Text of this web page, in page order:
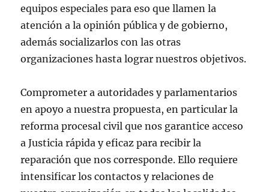
equipos especiales para eso que llamen la
atención a la opinión pública y de gobierno,
además socializarlos con las otras
organizaciones hasta lograr nuestros objetivos.
Comprometer a autoridades y parlamentarios
en apoyo a nuestra propuesta, en particular la
reforma procesal civil que nos garantice acceso
a Justicia rápida y eficaz para recibir la
reparación que nos corresponde. Ello requiere
intensificar los contactos y relaciones de